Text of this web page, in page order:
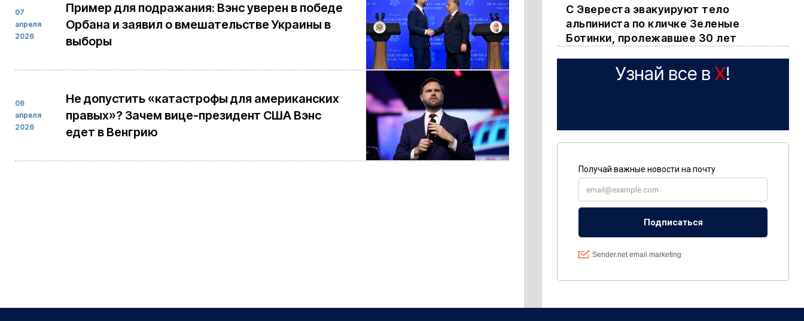
07
апреля
2026
Пример для подражания: Вэнс уверен в победе
Орбана и заявил о вмешательстве Украины в
выборы
06
апреля
2026
Не допустить «катастрофы для американских
правых»? Зачем вице-президент США Вэнс
едет в Венгрию
С Эвереста эвакуируют тело
альпиниста по кличке Зеленые
Ботинки, пролежавшее 30 лет
Узнай все в X!